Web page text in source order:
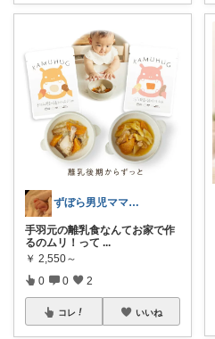
ずぼら男児ママの時短便利グッズROOM
手羽元の離乳食なんてお家で作
るのムリ！って ...
￥ 2,550～
0 0 2
コレ いいね